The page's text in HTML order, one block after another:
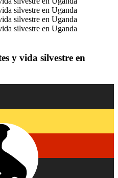
y vida silvestre en